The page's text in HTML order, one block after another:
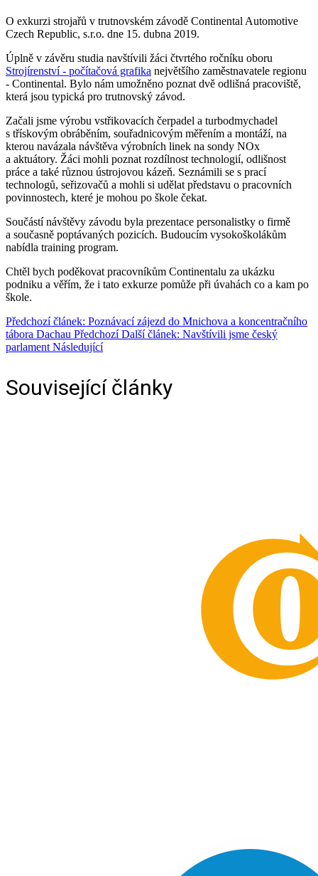
O exkurzi strojařů v trutnovském závodě Continental Automotive
Czech Republic, s.r.o. dne 15. dubna 2019.
Úplně v závěru studia navštívili žáci čtvrtého ročníku oboru
Strojírenství - počítačová grafika největšího zaměstnavatele regionu
- Continental. Bylo nám umožněno poznat dvě odlišná pracoviště,
která jsou typická pro trutnovský závod.
Začali jsme výrobu vstřikovacích čerpadel a turbodmychadel
s třískovým obráběním, souřadnicovým měřením a montáží, na
kterou navázala návštěva výrobních linek na sondy NOx
a aktuátory. Žáci mohli poznat rozdílnost technologií, odlišnost
práce a také různou ústrojovou kázeň. Seznámili se s prací
technologů, seřizovačů a mohli si udělat představu o pracovních
povinnostech, které je mohou po škole čekat.
Součástí návštěvy závodu byla prezentace personalistky o firmě
a současně poptávaných pozicích. Budoucím vysokoškolákům
nabídla training program.
Chtěl bych poděkovat pracovníkům Continentalu za ukázku
podniku a věřím, že i tato exkurze pomůže při úvahách co a kam po
škole.
Předchozí článek: Poznávací zájezd do Mnichova a koncentračního
tábora Dachau Předchozí Další článek: Navštívili jsme český
parlament Následující
Související články